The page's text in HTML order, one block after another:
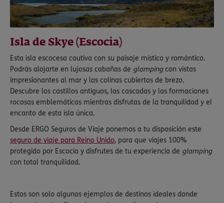
Isla de Skye (Escocia)
Esta isla escocesa cautiva con su paisaje místico y romántico.
Podrás alojarte en lujosas cabañas de glampingcon vistas
impresionantes al mar y las colinas cubiertas de brezo.
Descubre los castillos antiguos, las cascadas y las formaciones
rocosas emblemáticas mientras disfrutas de la tranquilidad y el
encanto de esta isla única.
Desde ERGO Seguros de Viaje ponemos a tu disposición este
seguro de viaje para Reino Unido, para que viajes 100%
protegido por Escocia y disfrutes de tu experiencia de glamping
con total tranquilidad.
Estos son solo algunos ejemplos de destinos ideales donde